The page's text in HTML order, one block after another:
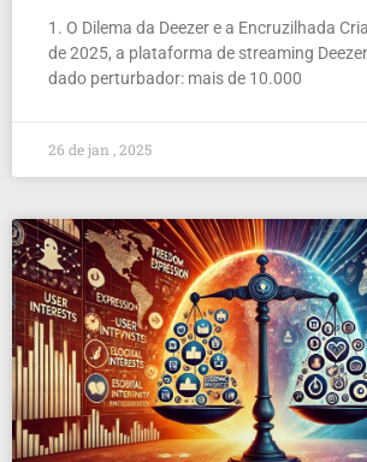
1. O Dilema da Deezer e a Encruzilhada
de 2025, a plataforma de streaming
dado perturbador: mais de 10.000
26 de jan , 2025